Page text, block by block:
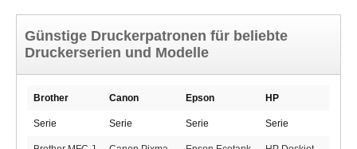
Günstige Druckerpatronen für beliebte
Druckerserien und Modelle
Brother Canon Epson HP
Serie Serie Serie Serie